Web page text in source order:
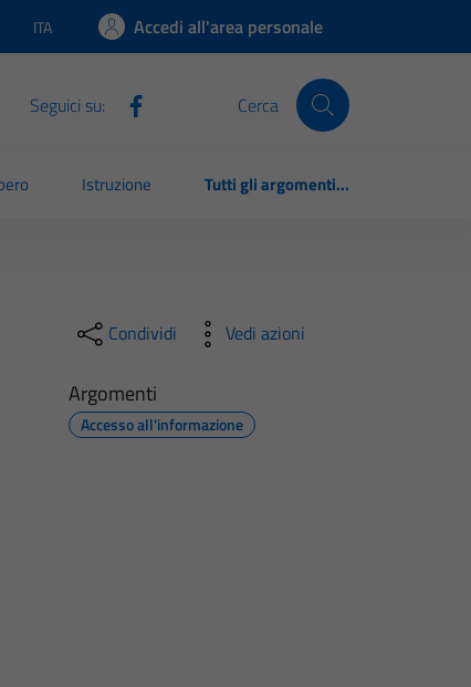
Lingua attiva:
ITA Accedi all'area personale
Seguici su: Cerca
Istruzione Tutti gli argomenti...
Condividi Vedi azioni
Argomenti
Accesso all'informazione